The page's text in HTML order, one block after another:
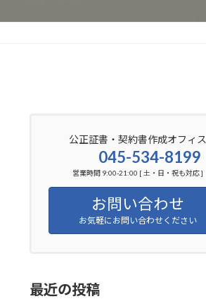
公正証書・契約書作成オフィス
045-534-8199
営業時間 9:00-21:00 [ 土・日・祝も対応 ]
お問い合わせ
お気軽にお問い合わせください
最近の投稿